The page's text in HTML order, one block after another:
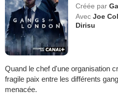
Créée par
Avec Joe
Dirisu
Quand le chef d'une organisation
fragile paix entre les différents
menacée.